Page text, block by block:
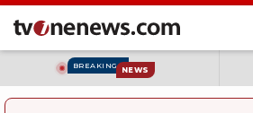
BREAKING NEWS